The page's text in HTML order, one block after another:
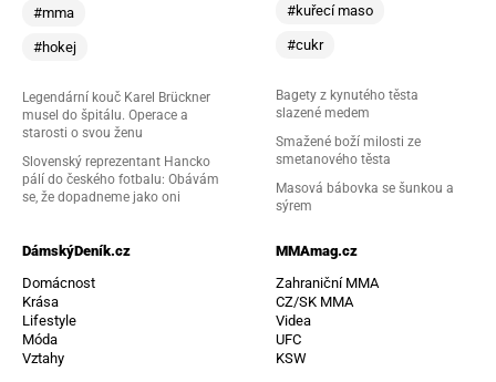
#mma
#hokej
Legendární kouč Karel Brückner
musel do špitálu. Operace a
starosti o svou ženu
Slovenský reprezentant Hancko
pálí do českého fotbalu: Obávám
se, že dopadneme jako oni
#kuřecí maso
#cukr
Bagety z kynutého těsta
slazené medem
Smažené boží milosti ze
smetanového těsta
Masová bábovka se šunkou a
sýrem
DámskýDeník.cz
Domácnost
Krása
Lifestyle
Móda
Vztahy
MMAmag.cz
Zahraniční MMA
CZ/SK MMA
Videa
UFC
KSW